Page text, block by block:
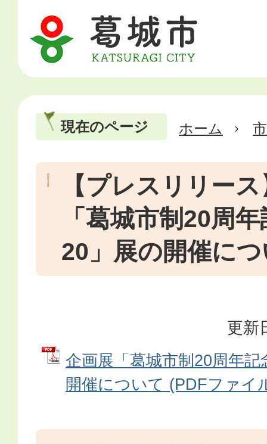
現在のページ ホーム
【プレスリリー
「葛城市制20周
20」展の開催に
更新
企画展「葛城市制20周年
開催について (PDFファイ